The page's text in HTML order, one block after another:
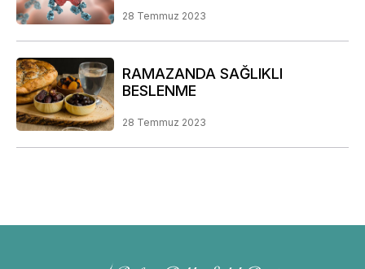
28 Temmuz 2023
RAMAZANDA SAĞLIKLI
BESLENME
28 Temmuz 2023